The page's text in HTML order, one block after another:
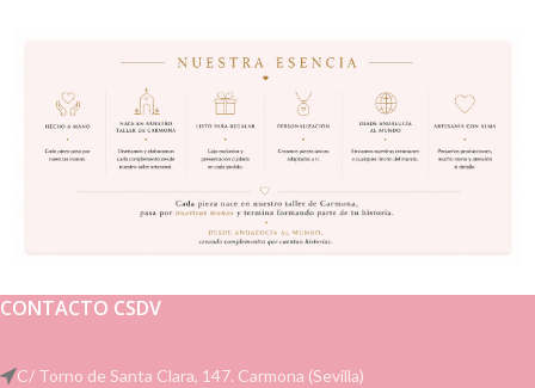
CONTACTO CSDV
C/ Torno de Santa Clara, 147. Carmona (Sevilla)